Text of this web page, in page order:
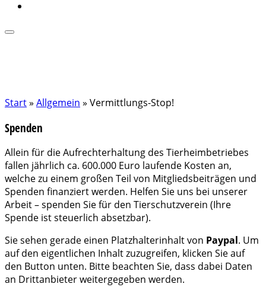
Start» Allgemein » Vermittlungs-Stop!
Spenden
Allein für die Aufrechterhaltung des Tierheimbetriebes
fallen jährlich ca. 600.000 Euro laufende Kosten an,
welche zu einem großen Teil von Mitgliedsbeiträgen und
Spenden finanziert werden. Helfen Sie uns bei unserer
Arbeit – spenden Sie für den Tierschutzverein (Ihre
Spende ist steuerlich absetzbar).
Sie sehen gerade einen Platzhalterinhalt von Paypal. Um
auf den eigentlichen Inhalt zuzugreifen, klicken Sie auf
den Button unten. Bitte beachten Sie, dass dabei Daten
an Drittanbieter weitergegeben werden.